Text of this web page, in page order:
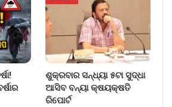
ଶୁକ୍ରବାର ସନ୍ଧ୍ୟା ୫ଟା ସୁଦ୍ଧା
ଆସିବ ବନ୍ୟା କ୍ଷୟକ୍ଷତି
ରିପୋର୍ଟ